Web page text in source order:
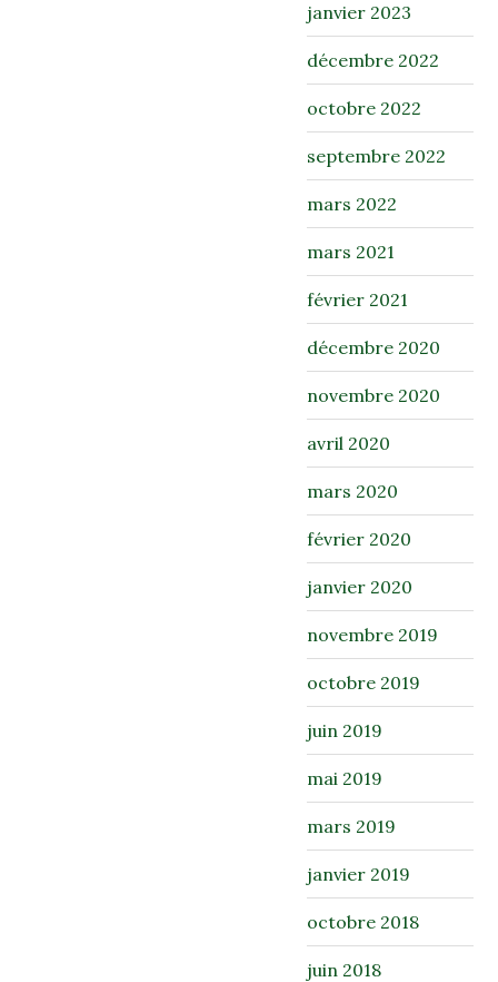
janvier 2023
décembre 2022
octobre 2022
septembre 2022
mars 2022
mars 2021
février 2021
décembre 2020
novembre 2020
avril 2020
mars 2020
février 2020
janvier 2020
novembre 2019
octobre 2019
juin 2019
mai 2019
mars 2019
janvier 2019
octobre 2018
juin 2018